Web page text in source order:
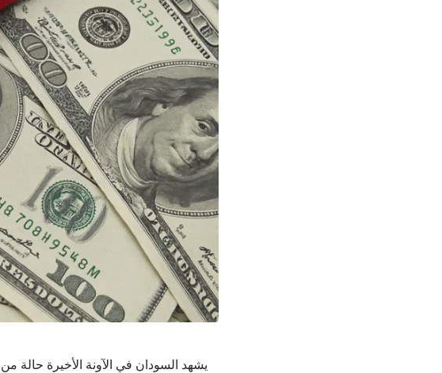
يشهد السودان في الآونة الأخيرة